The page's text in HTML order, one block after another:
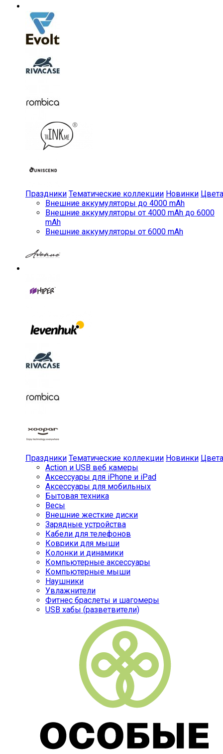
Праздники Тематические коллекции Новинки Цвета
Внешние аккумуляторы до 4000 mAh
Внешние аккумуляторы от 4000 mAh до 6000
mAh
Внешние аккумуляторы от 6000 mAh
Праздники Тематические коллекции Новинки Цвета
Action и USB веб камеры
Аксессуары для iPhone и iPad
Аксессуары для мобильных
Бытовая техника
Весы
Внешние жесткие диски
Зарядные устройства
Кабели для телефонов
Коврики для мыши
Колонки и динамики
Компьютерные аксессуары
Компьютерные мыши
Наушники
Увлажнители
Фитнес браслеты и шагомеры
USB хабы (разветвители)